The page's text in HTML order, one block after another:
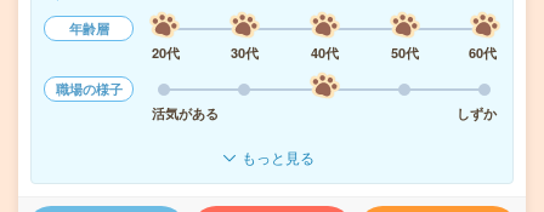
年齢層
20代
30代 40代 50代
60代
職場の様子
活気がある
しずか
もっと見る